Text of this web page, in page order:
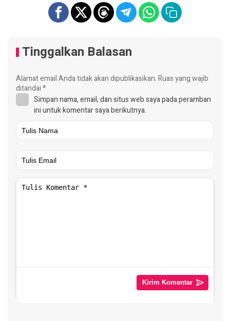
Tinggalkan Balasan
Alamat email Anda tidak akan dipublikasikan.Ruas yang wajib
ditandai*
Simpan nama, email, dan situs web saya pada peramban
ini untuk komentar saya berikutnya.